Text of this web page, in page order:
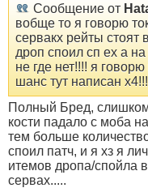
Сообщение от
вобще то я говорю
сервакх рейты стоят
дроп споил сп ех а
не где нет!!!! я
шанс тут написан х4!!!
Полный Бред,
кости падало с моба
тем больше
споил патч, и я хз я
итемов дропа/спойла
сервах.....